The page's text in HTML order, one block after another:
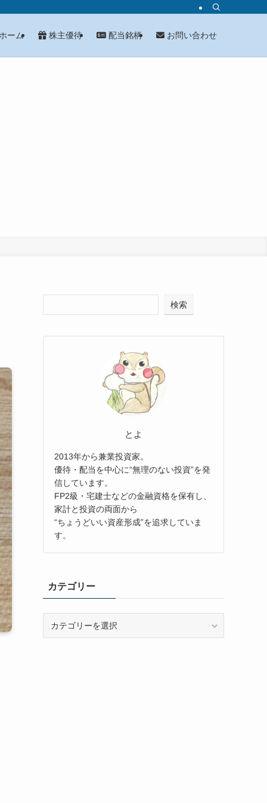
ーム 株主優待 配当銘柄 お問い合わせ
検索
とよ
2013年から兼業投資家。
優待・配当を中心に“無理のない投資”を発
信しています。
FP2級・宅建士などの金融資格を保有し、
家計と投資の両面から
“ちょうどいい資産形成”を追求していま
す。
カテゴリー